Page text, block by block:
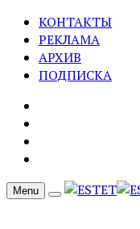
КОНТАКТЫ
РЕКЛАМА
АРХИВ
ПОДПИСКА
Menu